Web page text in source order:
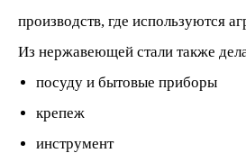
производств, где используются
Из нержавеющей стали также
посуду и бытовые приборы
крепеж
инструмент